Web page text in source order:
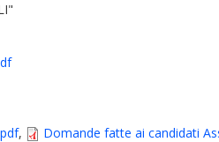
,
Domande fatte ai candidati